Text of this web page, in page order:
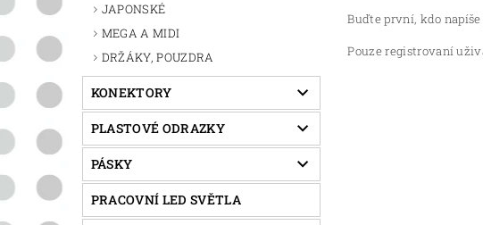
JAPONSKÉ
MEGA A MIDI
DRŽÁKY, POUZDRA
KONEKTORY
PLASTOVÉ ODRAZKY
PÁSKY
PRACOVNÍ LED SVĚTLA
Buďte první, kdo
Pouze registrovaní